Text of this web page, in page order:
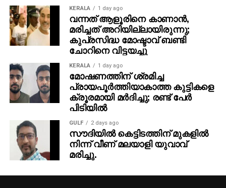
KERALA 1 day ago
വന്നത് ആളൂരിനെ കാണാന്‍,
മരിച്ചത് അറിയില്ലായിരുന്നു;
കുപ്രസിദ്ധ മോഷ്ടാവ് ബണ്ടി
ചോറിനെ വിട്ടയച്ചു
KERALA 1 day ago
മോഷണത്തിന് ശ്രമിച്ച
പ്രായപൂര്‍ത്തിയാകാത്ത കുട്ടികളെ
ക്രൂരമായി മര്‍ദിച്ചു; രണ്ട് പേര്‍
പിടിയില്‍
GULF 2 days ago
സൗദിയില്‍ കെട്ടിടത്തിന് മുകളില്‍
നിന്ന് വീണ് മലയാളി യുവാവ്
മരിച്ചു.